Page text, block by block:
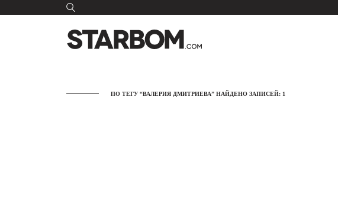
ПО ТЕГУ “ВАЛЕРИЯ ДМИТРИЕВА” НАЙДЕНО ЗАПИСЕЙ: 1